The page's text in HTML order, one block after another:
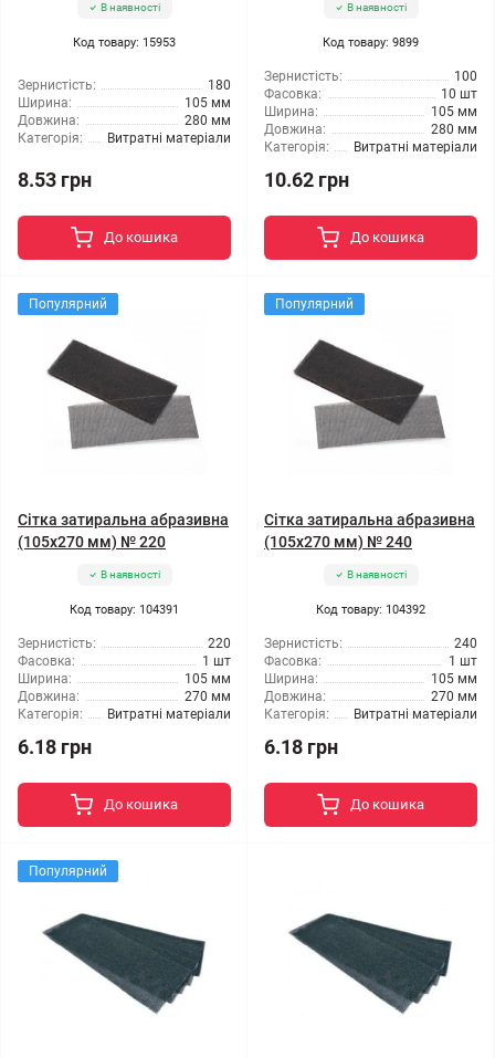
В наявності
Код товару: 15953
Зернистість:
180
Ширина:
105 мм
Довжина:
280 мм
Категорія:
Витратні матеріали
8.53 грн
До кошика
В наявності
Код товару: 9899
Зернистість:
100
Фасовка:
10 шт
Ширина:
105 мм
Довжина:
280 мм
Категорія:
Витратні матеріали
10.62 грн
До кошика
Популярний
Сітка затиральна абразивна
(105x270 мм) № 220
В наявності
Код товару: 104391
Зернистість:
220
Фасовка:
1 шт
Ширина:
105 мм
Довжина:
270 мм
Категорія:
Витратні матеріали
6.18 грн
До кошика
Популярний
Сітка затиральна абразивна
(105x270 мм) № 240
В наявності
Код товару: 104392
Зернистість:
240
Фасовка:
1 шт
Ширина:
105 мм
Довжина:
270 мм
Категорія:
Витратні матеріали
6.18 грн
До кошика
Популярний